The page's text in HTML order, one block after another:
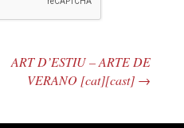
ART D’ESTIU – ARTE DE
VERANO [cat][cast] →